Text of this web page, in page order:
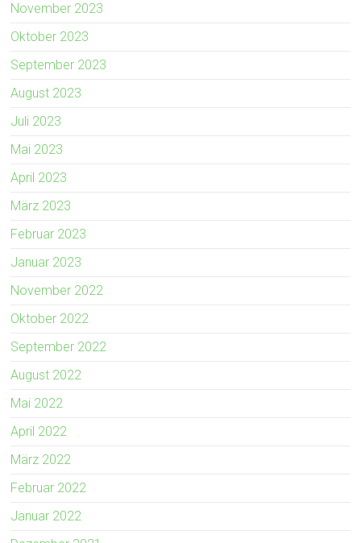
November 2023
Oktober 2023
September 2023
August 2023
Juli 2023
Mai 2023
April 2023
März 2023
Februar 2023
Januar 2023
November 2022
Oktober 2022
September 2022
August 2022
Mai 2022
April 2022
März 2022
Februar 2022
Januar 2022